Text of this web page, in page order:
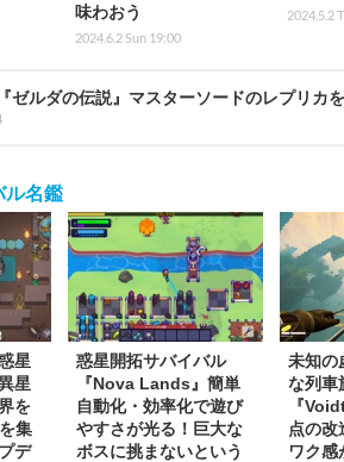
味わおう
2024.6.2 Sun 19:00
2024.5.2
ゼルダの伝説』マスターソードのレプリカ
ル名鑑
星
星
を
集
デ
惑星開拓サバイバル
『Nova Lands』簡単
自動化・効率化で遊び
やすさが光る！巨大な
ボスに挑まないという
未知の
な列車
『
点の改
ワク感